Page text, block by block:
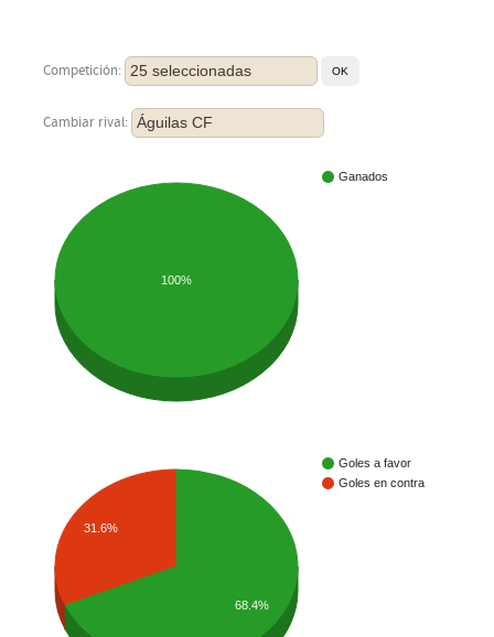
Competición: 25 seleccionadas
Cambiar rival: Águilas CF
Ganados
100%
Goles a favor
Goles en contra
31.6%
68.4%